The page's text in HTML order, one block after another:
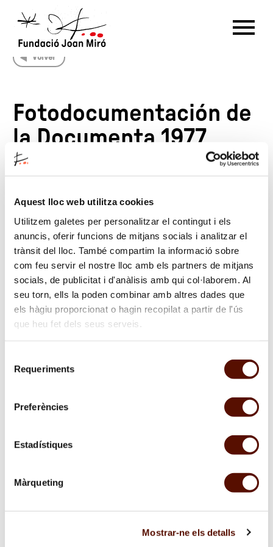
Aquest lloc web utilitza cookies
Utilitzem galetes per personalitzar el contingut i els
anuncis, oferir funcions de mitjans socials i analitzar el
trànsit del lloc. També compartim la informació sobre
com feu servir el nostre lloc amb els partners de mitjans
socials, de publicitat i d'anàlisis amb qui col·laborem. Al
seu torn, ells la poden combinar amb altres dades que
els hàgiu proporcionat o hagin recopilat a partir de l'ús
que heu fet dels seus serveis.
Requeriments
Preferències
Estadístiques
Màrqueting
Mostrar-ne els detalls
中文
IT
日本語
한국어
NL
PT
Volver
Fotodocumentación de
la Documenta 1977
15/11/1977—22/11/1977
Suscríbete al boletín
Te mantendremos informado de nuestras actividades